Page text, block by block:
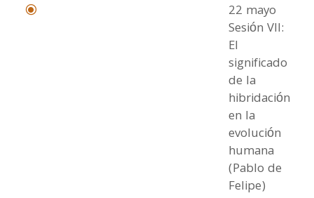
\
22 mayo
Sesión VII:
El
significado
de la
hibridación
en la
evolución
humana
(Pablo de
Felipe)